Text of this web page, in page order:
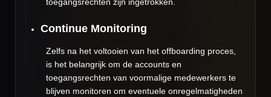
toegangsrechten zijn ingetrokken.
Continue Monitoring
Zelfs na het voltooien van het offboarding proces,
is het belangrijk om de accounts en
toegangsrechten van voormalige medewerkers te
blijven monitoren om eventuele onregelmatigheden